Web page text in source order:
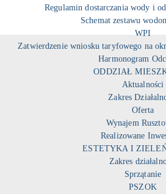
Regulamin dostarczania wody i
Schemat zestawu
WPI
Zatwierdzenie wniosku taryfowego na
Harmonogram
ODDZIAŁ
Aktualności
Zakres
Oferta
Wynajem
Realizowane
ESTETYKA I
Zakres
Sprzątanie
PSZOK